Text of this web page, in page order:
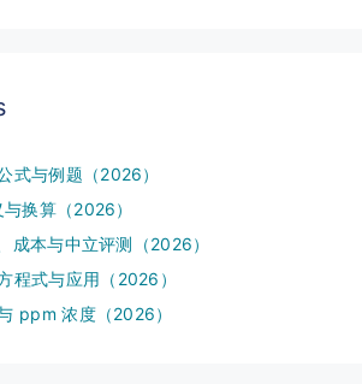
式与例题（2026）
换算（2026）
成本与中立评测（2026）
程式与应用（2026）
ppm 浓度（2026）